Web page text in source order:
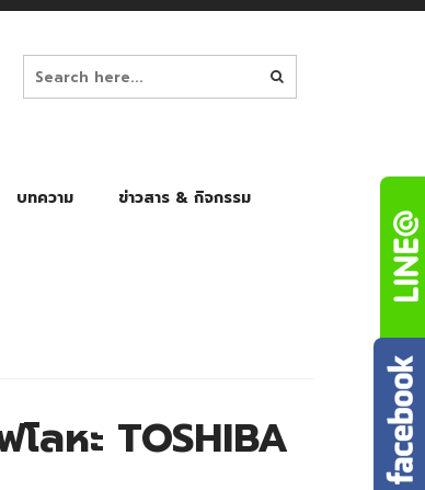
บทความ ข่าวสาร & กิจกรรม
ลหะ TOSHIBA